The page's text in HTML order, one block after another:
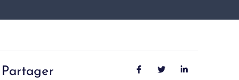
Partager